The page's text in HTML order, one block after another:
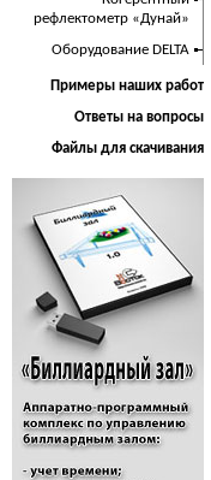
рефлектометр «Дунай»
Оборудование DELTA
Примеры наших работ
Ответы на вопросы
Файлы для скачивания